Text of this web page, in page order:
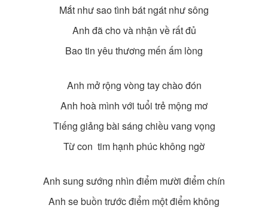
Mắt như sao tình bát ngát như sông
Anh đã cho và nhận về rất đủ
Bao tin yêu thương mến ấm lòng
Anh mở rộng vòng tay chào đón
Anh hoà mình với tuổi trẻ mộng mơ
Tiếng giảng bài sáng chiều vang vọng
Từ con tim hạnh phúc không ngờ
Anh sung sướng nhìn điểm mười điểm chín
Anh se buồn trước điểm một điểm không